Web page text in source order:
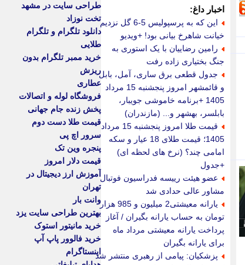
اخبار داغ:
این که به پرسپولیس 5-6 گل نزدیم
خیانت شاهرخ بیانی بود! +ویدیو
رامین رضاییان با یک استوری به
جنگ بختیاری زاده رفت
جدول قطعی برق ساری، آمل، بابل
و قائمشهر امروز پنجشنبه 15 مرداد
1405 +برنامه خاموشی جویبار،
بابلسر، بهشهر و... (مازندران)
قیمت طلا امروز پنجشنبه 15 مرداد
1405؛ قیمت طلای 18 عیار و سکه
امامی چند؟ (نرخ های لحظه ای)
+جدول
عضو هیئت رییسه فدراسیون فوتبال
مشاور عالی حدادی شد
یارانه معیشتی2 میلیون و 985 هزار
تومان به حساب یارانه بگیران / آغاز
پرداخت یارانه معیشتی مرداد ماه
برای یارانه بگیران
پزشکیان: پیامی از رهبری منتشر شد
طراحی سایت در مشهد
تخت نوزاد
دانلود تلگرام و تلگرام
طلایی
خرید ممبر تلگرام بدون
ریزش
عطاری
فروشگاه لوله و اتصالات
پخش زنده جام جهانی
قیمت طلا دست دوم
سرور اچ پی
پنجره وین تک
قیمت دلار امروز
آموزش ارز دیجیتال در
تهران
وانت بار
بهترین طراحی سایت یزد
خرید مانیتور استوک
خرید فالوور پاپ آپ
اینستاگرام